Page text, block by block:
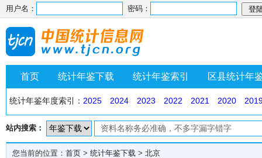
用户名： 密码：
首页 统计年鉴下载 统计年鉴索引 区县统计年
统计年鉴年度索引： 2025 2024 2023 2022 2021 2020
站内搜索：
您当前的位置： 首页 > 统计年鉴下载 > 北京